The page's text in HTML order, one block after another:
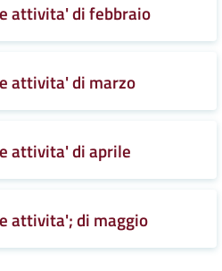
attivita' di febbraio
attivita' di marzo
attivita' di aprile
attivita'; di maggio